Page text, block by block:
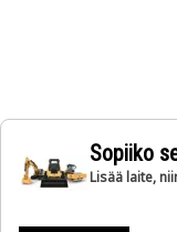
Sopiiko
Lisää laite,